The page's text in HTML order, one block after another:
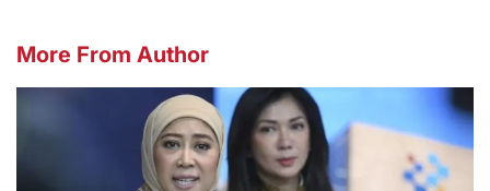
More From Author